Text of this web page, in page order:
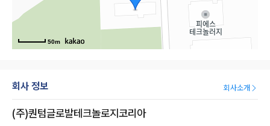
50m
회사 정보 회사소개
(주)퀀텀글로발테크놀로지코리아